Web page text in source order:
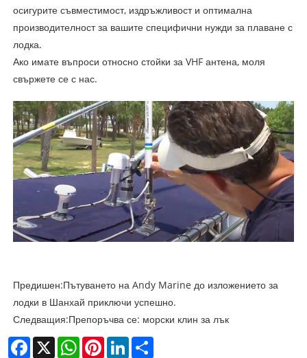
осигурите съвместимост, издръжливост и оптимална
производителност за вашите специфични нужди за плаване с
лодка.
Ако имате въпроси относно стойки за VHF антена, моля
свържете се с нас.
Предишен:Пътуването на Andy Marine до изложението за
лодки в Шанхай приключи успешно.
Следващия:Препоръчва се: морски клин за лък
Facebook
X WhatsAppPinterestLinkedIn